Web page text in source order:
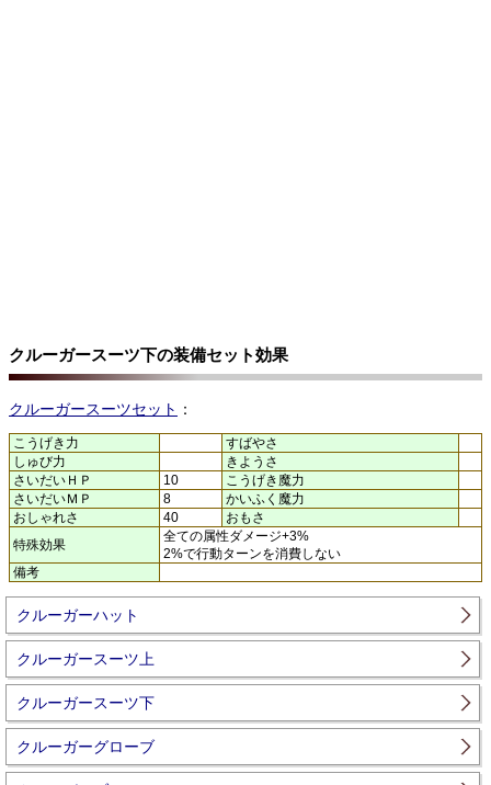
クルーガースーツ下の装備セット効果
クルーガースーツセット ：
こうげき力
すばやさ
しゅび力
きようさ
さいだいＨＰ
10
こうげき魔力
さいだいＭＰ
8
かいふく魔力
おしゃれさ
40
おもさ
特殊効果
全ての属性ダメージ+3%
2%で行動ターンを消費しない
備考
クルーガーハット
クルーガースーツ上
クルーガースーツ下
クルーガーグローブ